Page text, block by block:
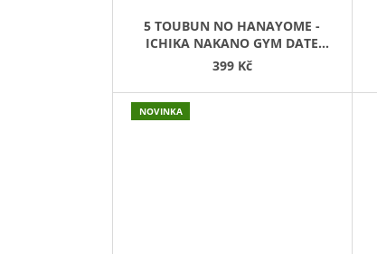
T
5 TOUBUN NO HANAYOME -
ICHIKA NAKANO GYM DATE
(17CM) - PONIČENÁ KRABICE
399 Kč
NOVINKA